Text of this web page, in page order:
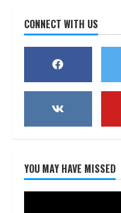
CONNECT WITH US
YOU MAY HAVE MISSED